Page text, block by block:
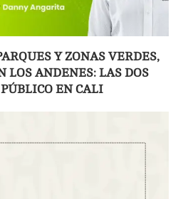
Y ZONAS VERDES,
LOS ANDENES: LAS DOS
EN CALI